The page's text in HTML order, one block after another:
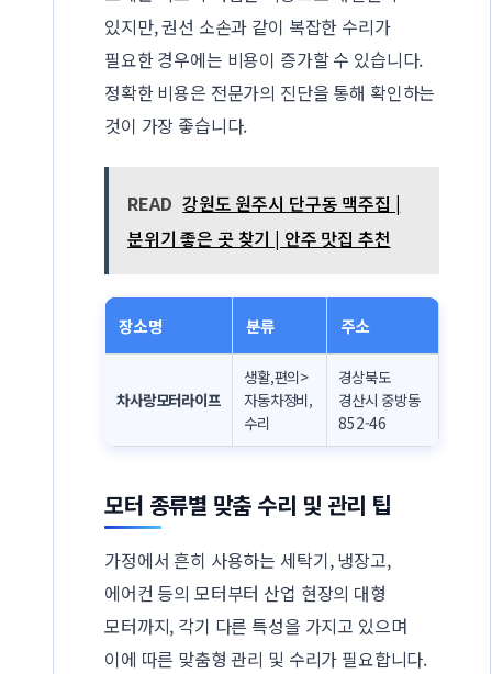
있지만, 권선 소손과 같이 복잡한 수리가
필요한 경우에는 비용이 증가할 수 있습니다.
정확한 비용은 전문가의 진단을 통해 확인하는
것이 가장 좋습니다.
READ 강원도 원주시 단구동 맥주집 |
분위기 좋은 곳 찾기 | 안주 맛집 추천
장소명 분류 주소
차사랑모터라이프
생활,편의>
자동차정비,
수리
경상북도
경산시 중방동
852-46
모터 종류별 맞춤 수리 및 관리 팁
가정에서 흔히 사용하는 세탁기, 냉장고,
에어컨 등의 모터부터 산업 현장의 대형
모터까지, 각기 다른 특성을 가지고 있으며
이에 따른 맞춤형 관리 및 수리가 필요합니다.